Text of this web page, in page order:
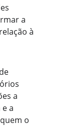
a
à
a
a
o